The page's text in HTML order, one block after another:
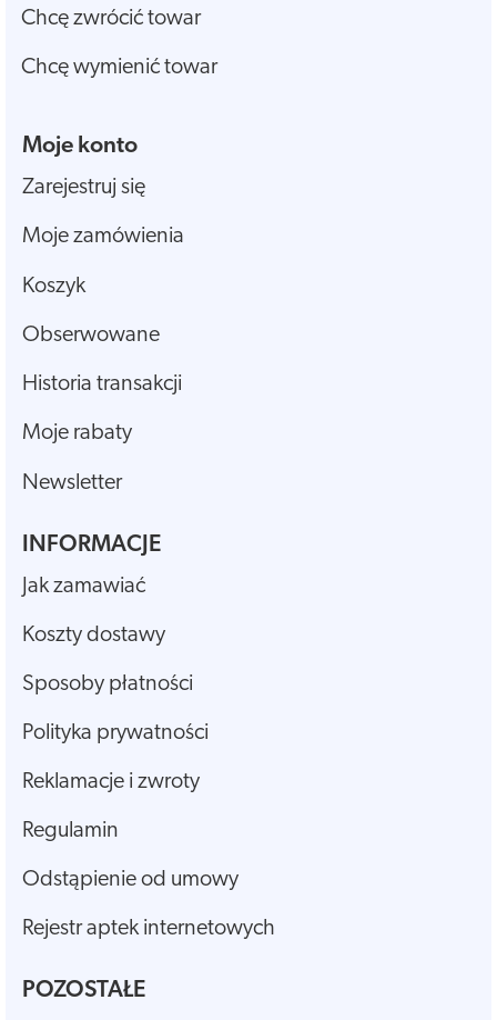
Chcę zwrócić towar
Chcę wymienić towar
Moje konto
Zarejestruj się
Moje zamówienia
Koszyk
Obserwowane
Historia transakcji
Moje rabaty
Newsletter
INFORMACJE
Jak zamawiać
Koszty dostawy
Sposoby płatności
Polityka prywatności
Reklamacje i zwroty
Regulamin
Odstąpienie od umowy
Rejestr aptek internetowych
POZOSTAŁE